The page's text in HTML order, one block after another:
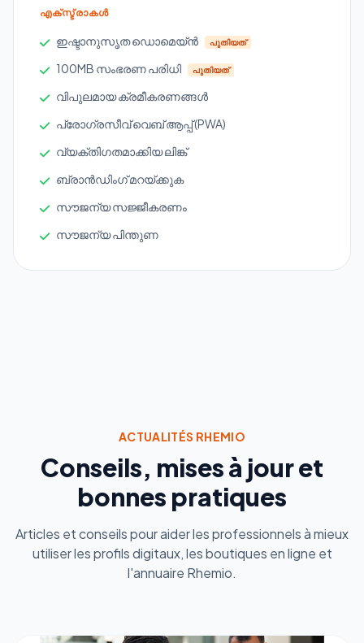
എക്സ്ട്രാകൾ
ഇഷ്ടാനുസൃത ഡൊമെയ്ൻ പുതിയത്
100MB സംഭരണ ​​പരിധി പുതിയത്
വിപുലമായ ക്രമീകരണങ്ങൾ
പ്രോഗ്രസീവ് വെബ് ആപ്പ് (PWA)
വ്യക്തിഗതമാക്കിയ ലിങ്ക്
ബ്രാൻഡിംഗ് മറയ്ക്കുക
സൗജന്യ സജ്ജീകരണം
സൗജന്യ പിന്തുണ
ACTUALITÉS RHEMIO
Conseils, mises à jour et
bonnes pratiques
Articles et conseils pour aider les professionnels à mieux
utiliser les profils digitaux, les boutiques en ligne et
l'annuaire Rhemio.